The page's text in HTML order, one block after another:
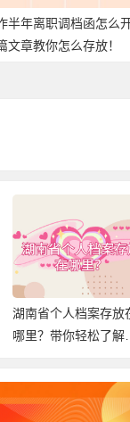
半年离职调档函怎么
文章教你怎么存放！
湖南省个人档案存放
哪里？带你轻松了解
难题！